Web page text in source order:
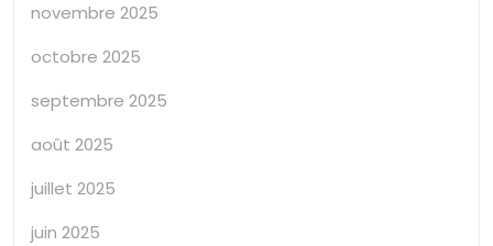
novembre 2025
octobre 2025
septembre 2025
août 2025
juillet 2025
juin 2025